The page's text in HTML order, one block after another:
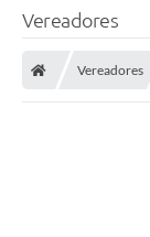
Vereadores
Vereadores